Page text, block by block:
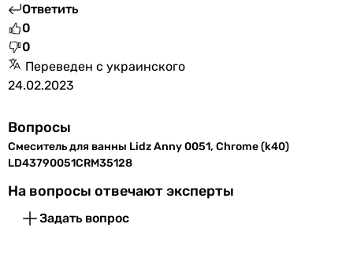
Ответить
0
0
Переведен с украинского
24.02.2023
Вопросы
Смеситель для ванны Lidz Anny 0051, Chrome (k40)
LD43790051CRM35128
На вопросы отвечают эксперты
Задать вопрос